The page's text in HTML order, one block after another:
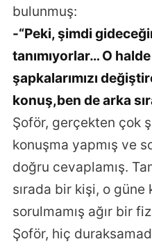
bulunmuş:
-“Peki, şimdi
tanımıyorlar… O
şapkalarımızı
konuş,ben de arka
Şoför, gerçekten çok
konuşma yapmış ve
doğru cevaplamış.
sırada bir kişi, o
sorulmamış ağır bir
Şoför, hiç